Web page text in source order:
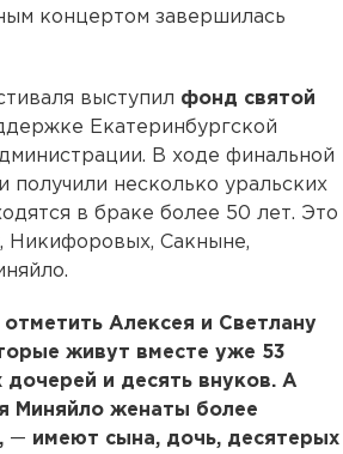
концертом завершилась
выступил фонд святой
Екатеринбургской
В ходе финальной
получили несколько уральских
в браке более 50 лет. Это
Никифоровых, Сакныне,
Алексея и Светлану
живут вместе уже 53
и десять внуков. А
Миняйло женаты более
— имеют сына, дочь, десятерых